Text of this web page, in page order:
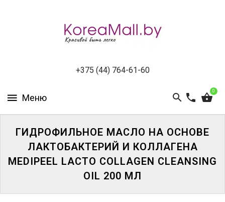
+375 (44) 764-61-60
0
СПЕЦПРЕДЛОЖЕНИЯ
ВСЕ
БРЕНДЫ
M
ГИДРОФИЛЬНОЕ МАСЛО НА ОСНОВЕ
ЛАКТОБАКТЕРИЙ И КОЛЛАГЕНА
MEDIPEEL LACTO COLLAGEN CLEANSING
OIL 200 МЛ